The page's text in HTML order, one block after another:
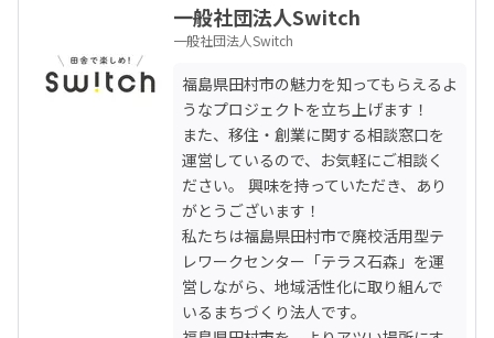
一般社団法人Switch
一般社団法人Switch
福島県田村市の魅力を知ってもらえるよ
うなプロジェクトを立ち上げます！
また、移住・創業に関する相談窓口を
運営しているので、お気軽にご相談く
ださい。 興味を持っていただき、あり
がとうございます！
私たちは福島県田村市で廃校活用型テ
レワークセンター「テラス石森」を運
営しながら、地域活性化に取り組んで
いるまちづくり法人です。